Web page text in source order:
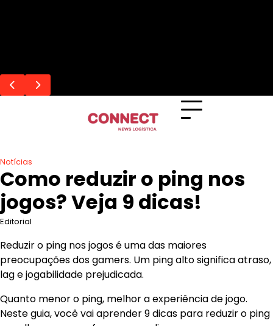
Notícias
Como reduzir o ping nos
jogos? Veja 9 dicas!
Editorial
Reduzir o ping nos jogos é uma das maiores
preocupações dos gamers. Um ping alto significa atraso,
lag e jogabilidade prejudicada.
Quanto menor o ping, melhor a experiência de jogo.
Neste guia, você vai aprender 9 dicas para reduzir o ping